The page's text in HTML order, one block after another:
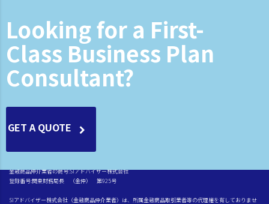
Looking for a First-
Class Business Plan
Consultant?
GET A QUOTE
金融商品仲介業者の商号:SIアドバイザー株式会社
登録番号:関東財務局長 （金仲） 第925号
SIアドバイザー株式会社（金融商品仲介業者）は、所属金融商品取引業者等の代理権を有しておりませ